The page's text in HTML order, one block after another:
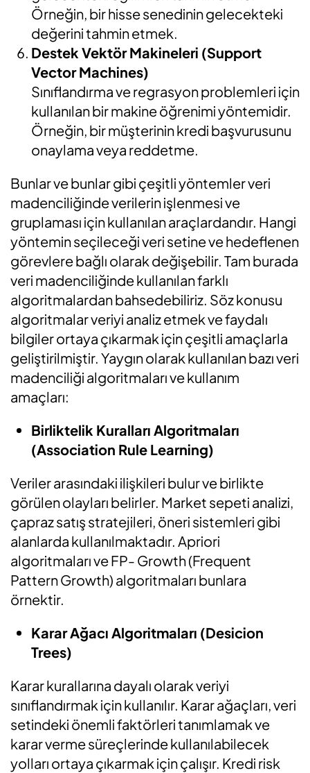
Örneğin, bir hisse senedinin gelecekteki
değerini tahmin etmek.
Destek Vektör Makineleri (Support
Vector Machines)
Sınıflandırma ve regrasyon problemleri için
kullanılan bir makine öğrenimi yöntemidir.
Örneğin, bir müşterinin kredi başvurusunu
onaylama veya reddetme.
Bunlar ve bunlar gibi çeşitli yöntemler veri
madenciliğinde verilerin işlenmesi ve
gruplaması için kullanılan araçlardandır. Hangi
yöntemin seçileceği veri setine ve hedeflenen
görevlere bağlı olarak değişebilir. Tam burada
veri madenciliğinde kullanılan farklı
algoritmalardan bahsedebiliriz. Söz konusu
algoritmalar veriyi analiz etmek ve faydalı
bilgiler ortaya çıkarmak için çeşitli amaçlarla
geliştirilmiştir. Yaygın olarak kullanılan bazı veri
madenciliği algoritmaları ve kullanım
amaçları:
Birliktelik Kuralları Algoritmaları
(Association Rule Learning)
Veriler arasındaki ilişkileri bulur ve birlikte
görülen olayları belirler. Market sepeti analizi,
çapraz satış stratejileri, öneri sistemleri gibi
alanlarda kullanılmaktadır. Apriori
algoritmaları ve FP- Growth (Frequent
Pattern Growth) algoritmaları bunlara
örnektir.
Karar Ağacı Algoritmaları (Desicion
Trees)
Karar kurallarına dayalı olarak veriyi
sınıflandırmak için kullanılır. Karar ağaçları, veri
setindeki önemli faktörleri tanımlamak ve
karar verme süreçlerinde kullanılabilecek
yolları ortaya çıkarmak için çalışır. Kredi risk